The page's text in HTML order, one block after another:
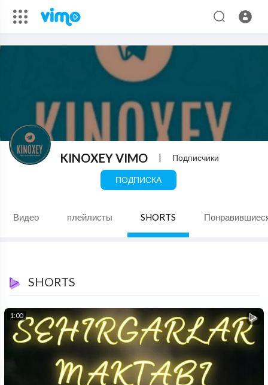
KINOXEY VIMO | Подписчики
ПОДПИСКА
Видео плейлисты SHORTS
SHORTS
1:00